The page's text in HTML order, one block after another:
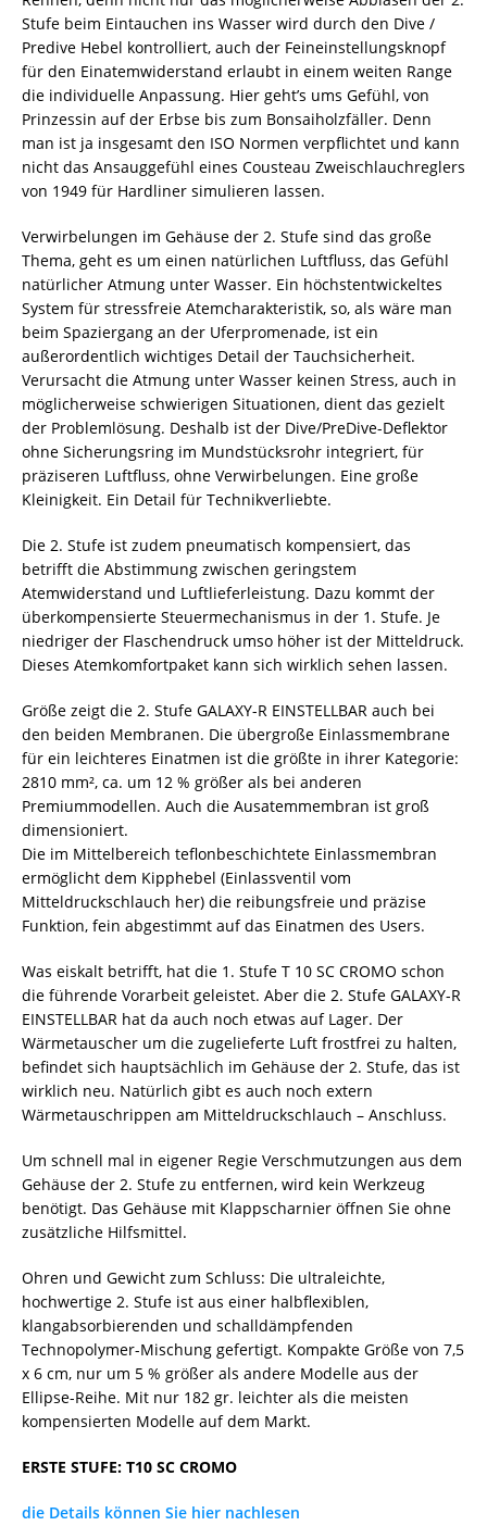
Stufe beim Eintauchen ins Wasser wird durch den Dive /
Predive Hebel kontrolliert, auch der Feineinstellungsknopf
für den Einatemwiderstand erlaubt in einem weiten Range
die individuelle Anpassung. Hier geht’s ums Gefühl, von
Prinzessin auf der Erbse bis zum Bonsaiholzfäller. Denn
man ist ja insgesamt den ISO Normen verpflichtet und kann
nicht das Ansauggefühl eines Cousteau Zweischlauchreglers
von 1949 für Hardliner simulieren lassen.
Verwirbelungen im Gehäuse der 2. Stufe sind das große
Thema, geht es um einen natürlichen Luftfluss, das Gefühl
natürlicher Atmung unter Wasser. Ein höchstentwickeltes
System für stressfreie Atemcharakteristik, so, als wäre man
beim Spaziergang an der Uferpromenade, ist ein
außerordentlich wichtiges Detail der Tauchsicherheit.
Verursacht die Atmung unter Wasser keinen Stress, auch in
möglicherweise schwierigen Situationen, dient das gezielt
der Problemlösung. Deshalb ist der Dive/PreDive-Deflektor
ohne Sicherungsring im Mundstücksrohr integriert, für
präziseren Luftfluss, ohne Verwirbelungen. Eine große
Kleinigkeit. Ein Detail für Technikverliebte.
Die 2. Stufe ist zudem pneumatisch kompensiert, das
betrifft die Abstimmung zwischen geringstem
Atemwiderstand und Luftlieferleistung. Dazu kommt der
überkompensierte Steuermechanismus in der 1. Stufe. Je
niedriger der Flaschendruck umso höher ist der Mitteldruck.
Dieses Atemkomfortpaket kann sich wirklich sehen lassen.
Größe zeigt die 2. Stufe GALAXY-R EINSTELLBAR auch bei
den beiden Membranen. Die übergroße Einlassmembrane
für ein leichteres Einatmen ist die größte in ihrer Kategorie:
2810 mm², ca. um 12 % größer als bei anderen
Premiummodellen. Auch die Ausatemmembran ist groß
dimensioniert.
Die im Mittelbereich teflonbeschichtete Einlassmembran
ermöglicht dem Kipphebel (Einlassventil vom
Mitteldruckschlauch her) die reibungsfreie und präzise
Funktion, fein abgestimmt auf das Einatmen des Users.
Was eiskalt betrifft, hat die 1. Stufe T 10 SC CROMO schon
die führende Vorarbeit geleistet. Aber die 2. Stufe GALAXY-R
EINSTELLBAR hat da auch noch etwas auf Lager. Der
Wärmetauscher um die zugelieferte Luft frostfrei zu halten,
befindet sich hauptsächlich im Gehäuse der 2. Stufe, das ist
wirklich neu. Natürlich gibt es auch noch extern
Wärmetauschrippen am Mitteldruckschlauch – Anschluss.
Um schnell mal in eigener Regie Verschmutzungen aus dem
Gehäuse der 2. Stufe zu entfernen, wird kein Werkzeug
benötigt. Das Gehäuse mit Klappscharnier öffnen Sie ohne
zusätzliche Hilfsmittel.
Ohren und Gewicht zum Schluss: Die ultraleichte,
hochwertige 2. Stufe ist aus einer halbflexiblen,
klangabsorbierenden und schalldämpfenden
Technopolymer-Mischung gefertigt. Kompakte Größe von 7,5
x 6 cm, nur um 5 % größer als andere Modelle aus der
Ellipse-Reihe. Mit nur 182 gr. leichter als die meisten
kompensierten Modelle auf dem Markt.
ERSTE STUFE: T10 SC CROMO
die Details können Sie hier nachlesen